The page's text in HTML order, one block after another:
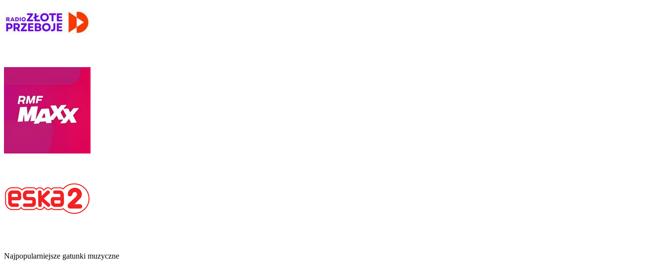
Najpopularniejsze gatunki muzyczne